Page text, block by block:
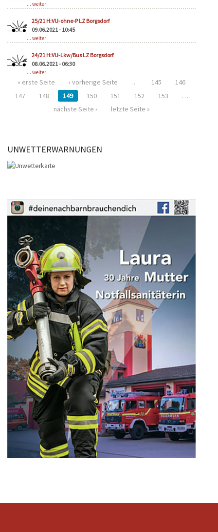
... weiter
25/21 H:VU-ohne-P LZ Borgsdorf
09.06.2021 - 10:45
... weiter
24/21 H:VU-Lkw/Bus LZ Borgsdorf
08.06.2021 - 06:30
... weiter
« erste Seite ‹ vorherige Seite … 145
146
147
148 149 150 151 152 153
…
nächste Seite ›
letzte Seite »
UNWETTERWARNUNGEN